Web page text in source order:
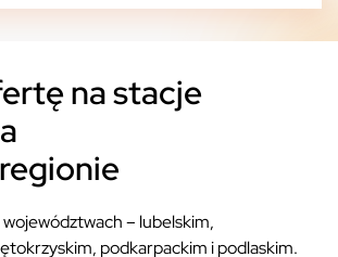
na stacje
województwach – lubelskim,
podkarpackim i podlaskim.